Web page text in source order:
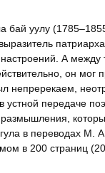
бай уулу
настроений. А
он мог
непререкаем,
передаче
в переводах М.
в 200 страниц